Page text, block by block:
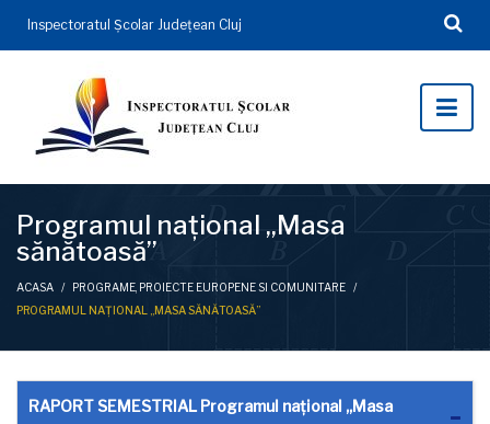
Inspectoratul Şcolar Județean Cluj
Programul național „Masa
sănătoasă”
ACASA / PROGRAME, PROIECTE EUROPENE SI COMUNITARE /
PROGRAMUL NAȚIONAL „MASA SĂNĂTOASĂ”
RAPORT SEMESTRIAL Programul național „Masa